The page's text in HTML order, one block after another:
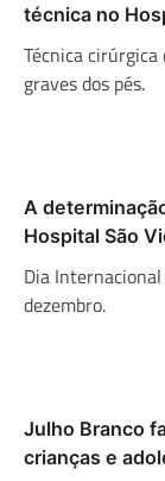
técnica no
Técnica
graves dos pés.
A
Hospital São
Dia
dezembro.
Julho Branco
crianças e